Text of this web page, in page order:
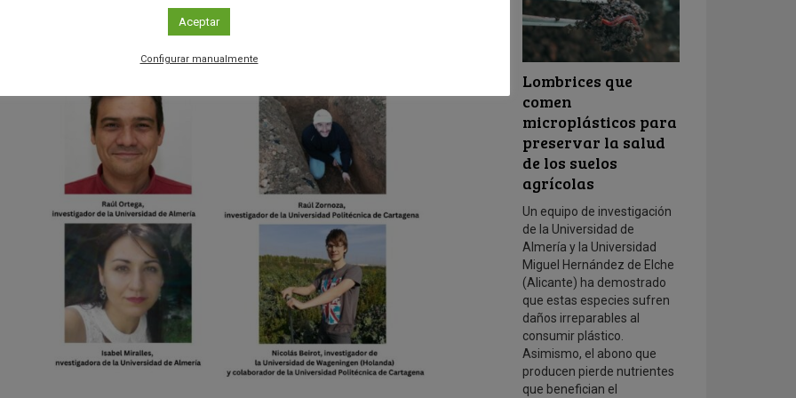
de este material se queda en el suelo”, explica a la
de Almería Raúl Ortega.
Lombrices que
comen
microplásticos para
preservar la salud
de los suelos
agrícolas
Un equipo de investigación
de la Universidad de
Almería y la Universidad
Miguel Hernández de Elche
(Alicante) ha demostrado
que estas especies sufren
daños irreparables al
consumir plástico.
Asimismo, el abono que
producen pierde nutrientes
que benefician el
Aceptar
Configurar manualmente